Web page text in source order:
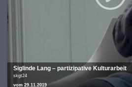
Siglinde Lang – partizipative Kulturarbeit
skgt24
vom 29.11.2019